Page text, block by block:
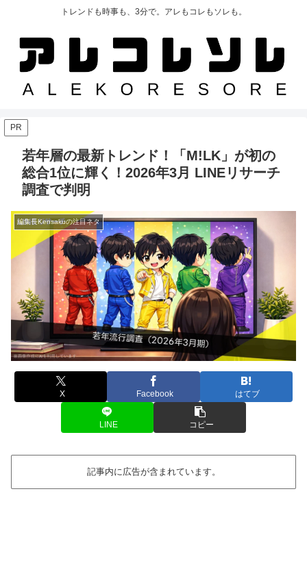
トレンドも時事も、3分で。アレもコレもソレも。
PR
若年層の最新トレンド！「M!LK」が初の
総合1位に輝く！2026年3月 LINEリサーチ
調査で判明
編集長Kensakuの注目ネタ
X Facebook はてブ
LINE コピー
記事内に広告が含まれています。